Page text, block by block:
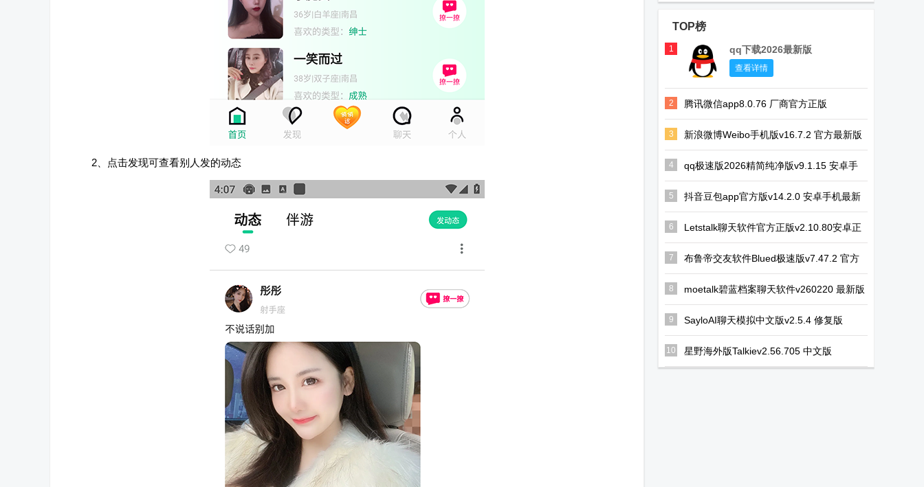
2、点击发现可查看别人发的动态
TOP榜
1 qq下载2026最新版
查看详情
2 腾讯微信app8.0.76 厂商官方正版
3 新浪微博Weibo手机版v16.7.2 官方最新版
4
qq极速版2026精简纯净版v9.1.15 安卓手
机版
5
抖音豆包app官方版v14.2.0 安卓手机最新
版
6
Letstalk聊天软件官方正版v2.10.80安卓正
版
7
布鲁帝交友软件Blued极速版v7.47.2 官方
最新版
8 moetalk碧蓝档案聊天软件v260220 最新版
9 SayloAI聊天模拟中文版v2.5.4 修复版
10 星野海外版Talkiev2.56.705 中文版